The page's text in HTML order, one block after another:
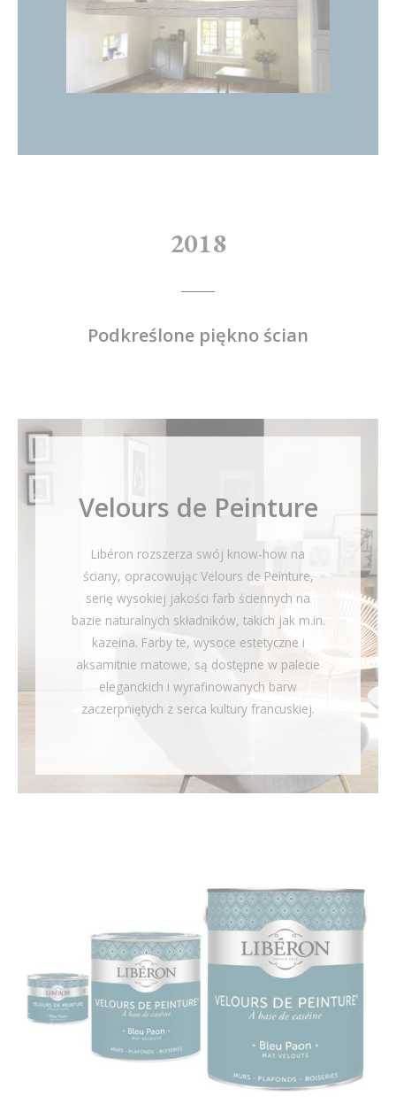
2018
Podkreślone piękno ścian
Velours de Peinture
Libéron rozszerza swój know-how na
ściany, opracowując Velours de Peinture,
serię wysokiej jakości farb ściennych na
bazie naturalnych składników, takich jak m.in.
kazeina. Farby te, wysoce estetyczne i
aksamitnie matowe, są dostępne w palecie
eleganckich i wyrafinowanych barw
zaczerpniętych z serca kultury francuskiej.